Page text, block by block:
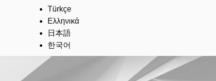
Türkçe
Ελληνικά
日本語
한국어